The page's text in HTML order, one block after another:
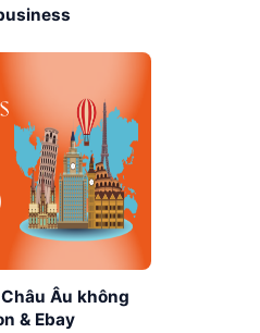
Âu không
& Ebay